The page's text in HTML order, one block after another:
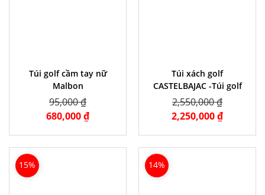
Túi golf cầm tay nữ
Malbon
95,000 ₫
680,000 ₫
Túi xách golf
CASTELBAJAC -Túi golf
nam nữ có bánh xe -Hàng
nhập khẩu
2,550,000 ₫
2,250,000 ₫
15% 14%